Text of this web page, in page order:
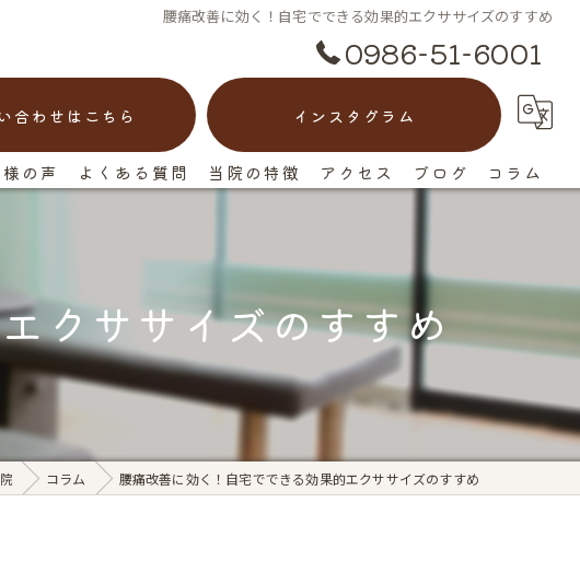
腰痛改善に効く！自宅でできる効果的エクササイズのすすめ
0986-51-6001
合わせはこちら インスタグラム
の声 よくある質問 当院の特徴
ぎっくり腰
慢性痛
アクセス ブログ コラム
クササイズのすすめ
コラム 腰痛改善に効く！自宅でできる効果的エクササイズのすすめ